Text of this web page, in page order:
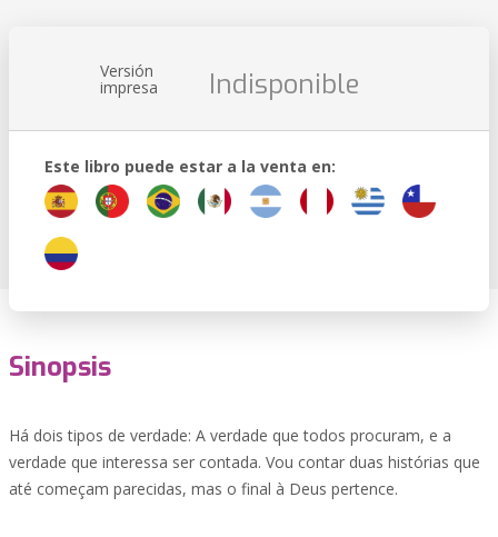
Versión
impresa Indisponible
Este libro puede estar a la venta en:
Sinopsis
Há dois tipos de verdade: A verdade que todos procuram, e a
verdade que interessa ser contada. Vou contar duas histórias que
até começam parecidas, mas o final à Deus pertence.